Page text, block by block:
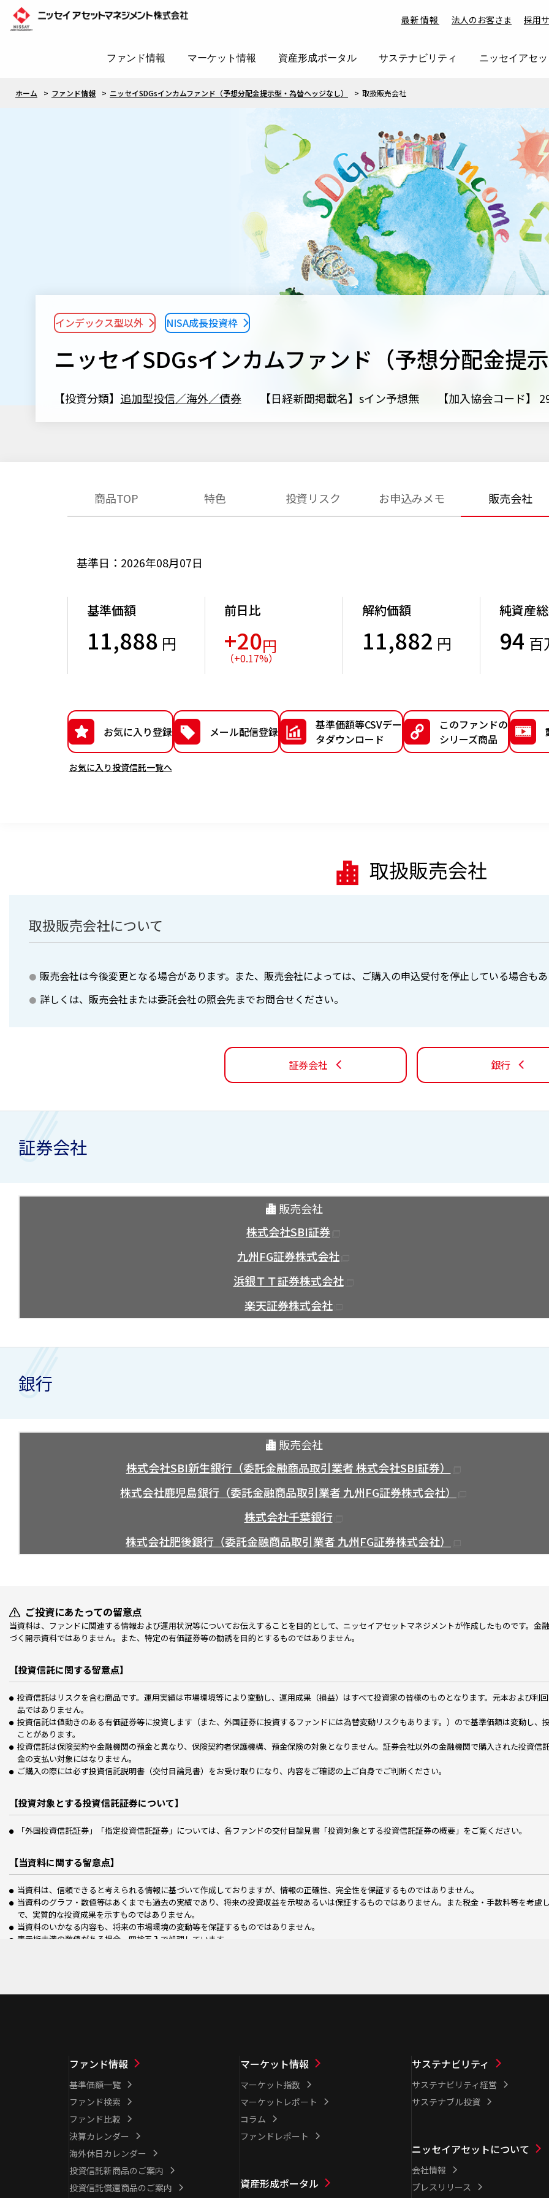
最新情報 法人のお客さま 採用
ファンド情報 マーケット情報 資産形成ポータル サステナビリティ ニッセイアセ
ホーム ファンド情報 ニッセイSDGsインカムファンド（予想分配金提示型・為替ヘッジなし） 取扱販売会社
ニッセイSDGsインカムファンド（予想分配金提
インデックス型以外 NISA成長投資枠
【投資分類】 追加型投信／海外／債券 【日経新聞掲載名】sイン予想無 【加入協会コード】
商品TOP 特色 投資リスク お申込みメモ 販売会社
基準日：2026年08月07日
基準価額
11,888 円
前日比
+20円
（+0.17%）
解約価額
11,882 円
純資産
94 百
お気に入り登録
お気に入り投資信託一覧へ
メール配信登録
基準価額等CSVデー
タダウンロード
このファンドの
シリーズ商品
取扱販売会社
取扱販売会社について
販売会社は今後変更となる場合があります。また、販売会社によっては、ご購入の申込受付を停止している場合も
詳しくは、販売会社または委託会社の照会先までお問合せください。
証券会社 銀行
証券会社
販売会社
株式会社SBI証券
九州FG証券株式会社
浜銀ＴＴ証券株式会社
楽天証券株式会社
銀行
販売会社
株式会社SBI新生銀行（委託金融商品取引業者 株式会社SBI証券）
株式会社鹿児島銀行（委託金融商品取引業者 九州FG証券株式会社）
株式会社千葉銀行
株式会社肥後銀行（委託金融商品取引業者 九州FG証券株式会社）
ご投資にあたっての留意点
当資料は、ファンドに関連する情報および運用状況等についてお伝えすることを目的として、ニッセイアセットマネジメントが作成したものです。金
づく開示資料ではありません。また、特定の有価証券等の勧誘を目的とするものではありません。
【投資信託に関する留意点】
投資信託はリスクを含む商品です。運用実績は市場環境等により変動し、運用成果（損益）はすべて投資家の皆様のものとなります。元本および利
品ではありません。
投資信託は値動きのある有価証券等に投資します（また、外国証券に投資するファンドには為替変動リスクもあります。）ので基準価額は変動し、
ことがあります。
投資信託は保険契約や金融機関の預金と異なり、保険契約者保護機構、預金保険の対象となりません。証券会社以外の金融機関で購入された投資信
金の支払い対象にはなりません。
ご購入の際には必ず投資信託説明書（交付目論見書）をお受け取りになり、内容をご確認の上ご自身でご判断ください。
【投資対象とする投資信託証券について】
「外国投資信託証券」「指定投資信託証券」については、各ファンドの交付目論見書「投資対象とする投資信託証券の概要」をご覧ください。
【当資料に関する留意点】
当資料は、信頼できると考えられる情報に基づいて作成しておりますが、情報の正確性、完全性を保証するものではありません。
当資料のグラフ・数値等はあくまでも過去の実績であり、将来の投資収益を示唆あるいは保証するものではありません。また税金・手数料等を考慮
で、実質的な投資成果を示すものではありません。
当資料のいかなる内容も、将来の市場環境の変動等を保証するものではありません。
表示桁未満の数値がある場合、四捨五入で処理しています。
ファンド情報
基準価額一覧
ファンド検索
ファンド比較
決算カレンダー
海外休日カレンダー
投資信託新商品のご案内
投資信託償還商品のご案内
マーケット情報
マーケット指数
マーケットレポート
コラム
ファンドレポート
資産形成ポータル
サステナビリティ
サステナビリティ経営
サステナブル投資
ニッセイアセットについて
会社情報
プレスリリース